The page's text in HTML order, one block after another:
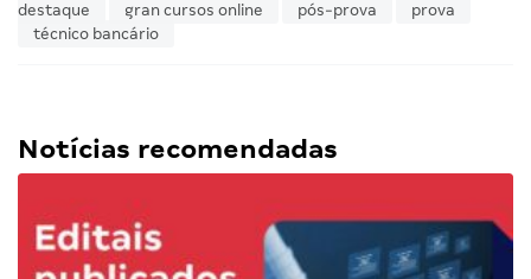
destaque
gran cursos online pós-prova
prova
técnico bancário
Notícias recomendadas